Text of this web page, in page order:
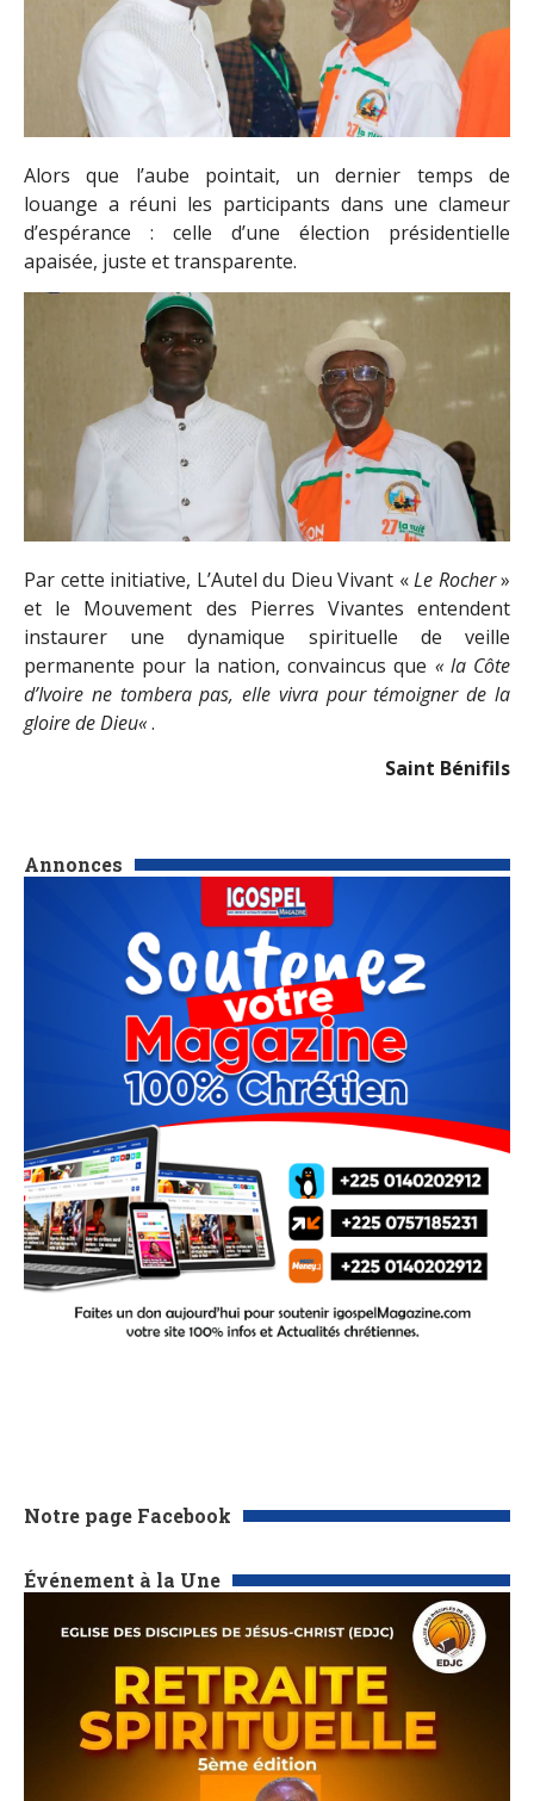
Annonces
Notre page Facebook
Événement à la Une
Alors que l’aube pointait, un dernier temps de
louange a réuni les participants dans une clameur
d’espérance : celle d’une élection présidentielle
apaisée, juste et transparente.
Par cette initiative, L’Autel du Dieu Vivant «Le Rocher»
et le Mouvement des Pierres Vivantes entendent
instaurer une dynamique spirituelle de veille
permanente pour la nation, convaincus que « la Côte
d’Ivoire ne tombera pas, elle vivra pour témoigner de la
gloire de Dieu«.
Saint Bénifils